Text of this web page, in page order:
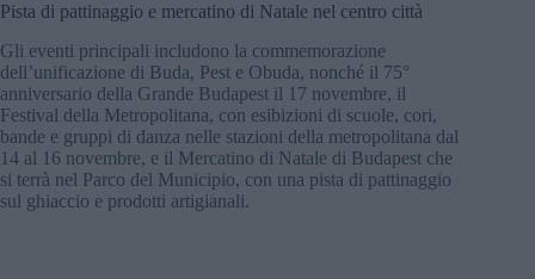
Pista di pattinaggio e mercatino di Natale nel centro città
Gli eventi principali includono la commemorazione
dell’unificazione di Buda, Pest e Obuda, nonché il 75°
anniversario della Grande Budapest il 17 novembre, il
Festival della Metropolitana, con esibizioni di scuole, cori,
bande e gruppi di danza nelle stazioni della metropolitana dal
14 al 16 novembre, e il Mercatino di Natale di Budapest che
si terrà nel Parco del Municipio, con una pista di pattinaggio
sul ghiaccio e prodotti artigianali.